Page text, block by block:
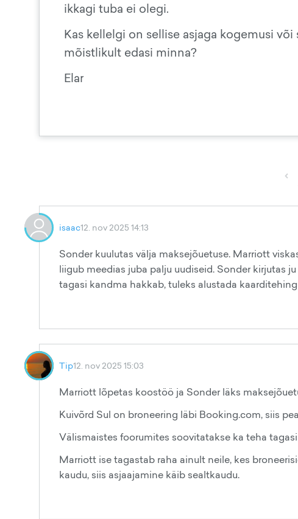
ikkagi tuba ei olegi.
Kas kellelgi on sellise asjaga kogemusi
mõistlikult edasi minna?
Elar
‹
isaac12. nov 2025 14:13
Sonder kuulutas välja maksejõuetuse. Marriott
liigub meedias juba palju uudiseid. Sonder kirjutas
tagasi kandma hakkab, tuleks alustada
Tip12. nov 2025 15:03
Marriott lõpetas koostöö ja Sonder läks
Kuivõrd Sul on broneering läbi Booking.com, siis
Välismaistes foorumites soovitatakse ka teha
Marriott ise tagastab raha ainult neile, kes
kaudu, siis asjaajamine käib sealtkaudu.